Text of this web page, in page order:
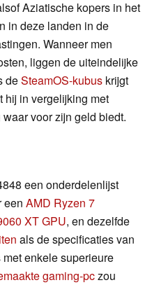
Aziatische kopers in het
in deze landen in de
Wanneer men
liggen de uiteindelijke
deSteamOS-kubus krijgt
hij in vergelijking met
voor zijn geld biedt.
een onderdelenlijst
een AMD Ryzen 7
XT GPU, en dezelfde
als de specificaties van
enkele superieure
gaming-pczou